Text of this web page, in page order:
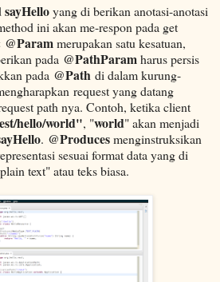
sayHelloyang di berikan anotasi-anotasi
ini akan me-respon pada get
@Parammerupakan satu kesatuan,
pada @PathParamharus persis
pada @Path di dalam kurung-
request yang datang
path nya. Contoh, ketika client
hello/world", "world" akan menjadi
. @Producesmenginstruksikan
sesuai format data yang di
text" atau teks biasa.